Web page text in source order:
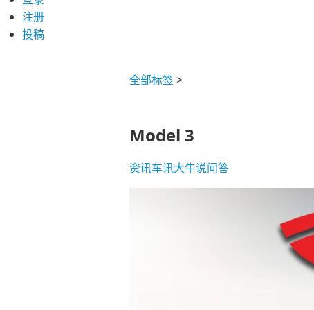
注册
投稿
全部标签>
Model 3
资讯车讯大牛说问答